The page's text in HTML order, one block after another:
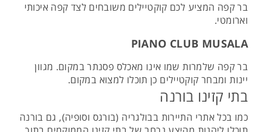
בר קפה המציע לכם קוקטיילים משובחים לצד קפה איכותי
וארומטי.
PIANO CLUB MUSALA
בר קפה שלמרות שמו אינו מאכלס פסנתר במקום. מגוון
יינות ומבחר קוקטיילים כן תוכלו למצוא במקום.
בתי קזינו בורנה
כמו בכל אתרי התיירות בבולגריה (בורגס וסופיה), גם בורנה